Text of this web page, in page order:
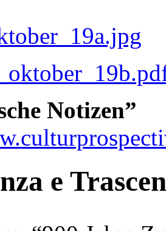
Notizen”
e